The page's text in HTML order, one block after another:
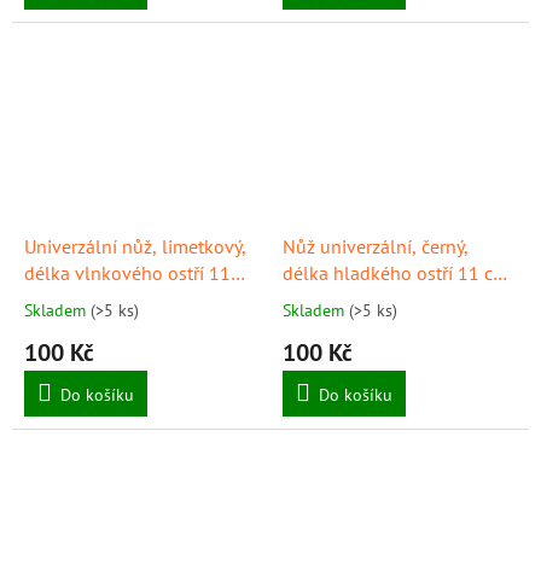
Univerzální nůž, limetkový,
délka vlnkového ostří 11
cm, GIESSER
Skladem (>5 ks)
100 Kč
Do košíku
Nůž univerzální, černý,
délka hladkého ostří 11 cm,
GIESSER
Skladem (>5 ks)
100 Kč
Do košíku